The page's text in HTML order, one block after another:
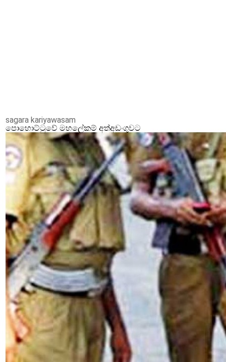
sagara kariyawasam
පොහොට්ටුවේ මහලේකම් අත්අඩංගුවට